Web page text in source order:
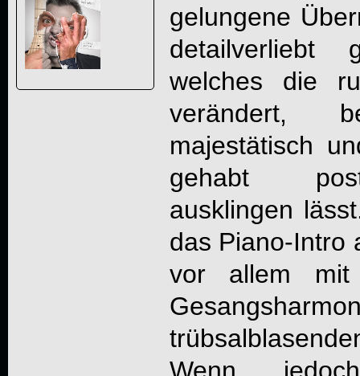
gelungene
detailverliebt
welches die
verändert,
majestätisch
gehabt
ausklingen
das Piano-Intro
vor allem mit